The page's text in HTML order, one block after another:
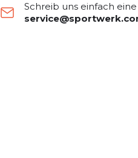
Schreib uns einfach